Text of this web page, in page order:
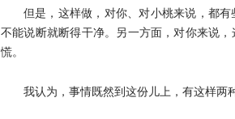
但是，这样做，对你、对小桃来说，都
不能说断就断得干净。另一方面，对你来说
慌。
我认为，事情既然到这份儿上，有这样两